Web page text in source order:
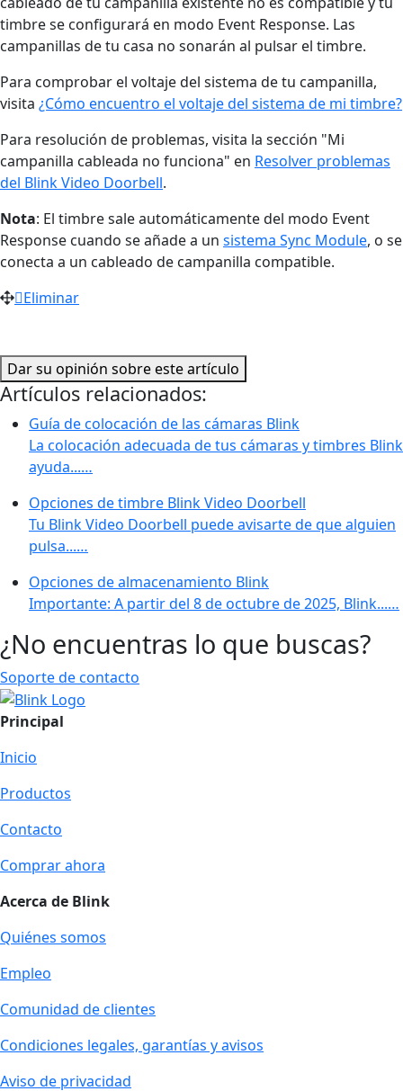
timbre se configurará en modo Event Response. Las
campanillas de tu casa no sonarán al pulsar el timbre.
Para comprobar el voltaje del sistema de tu campanilla,
visita ¿Cómo encuentro el voltaje del sistema de mi timbre?
Para resolución de problemas, visita la sección "Mi
campanilla cableada no funciona" en Resolver problemas
del Blink Video Doorbell.
Nota: El timbre sale automáticamente del modo Event
Response cuando se añade a un sistema Sync Module, o se
conecta a un cableado de campanilla compatible.
Eliminar
Dar su opinión sobre este artículo
Artículos relacionados:
Guía de colocación de las cámaras Blink
La colocación adecuada de tus cámaras y timbres Blink
ayuda...…
Opciones de timbre Blink Video Doorbell
Tu Blink Video Doorbell puede avisarte de que alguien
pulsa...…
Opciones de almacenamiento Blink
Importante: A partir del 8 de octubre de 2025, Blink...…
¿No encuentras lo que buscas?
Soporte de contacto
Principal
Inicio
Productos
Contacto
Comprar ahora
Acerca de Blink
Quiénes somos
Empleo
Comunidad de clientes
Condiciones legales, garantías y avisos
Aviso de privacidad